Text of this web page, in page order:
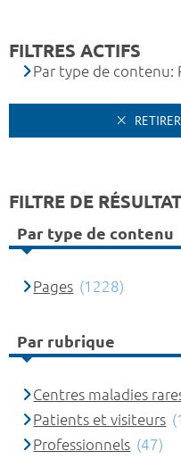
FILTRES ACTIFS
Par type de contenu:
FILTRE DE
Par type de contenu
Pages (1228)
Par rubrique
Centres maladies
Patients et visiteurs
Professionnels (47)